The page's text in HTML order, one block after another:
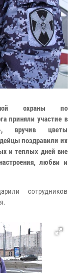
охраны по
приняли участие в
вручив цветы
поздравили их
и теплых дней вне
любви и
сотрудников